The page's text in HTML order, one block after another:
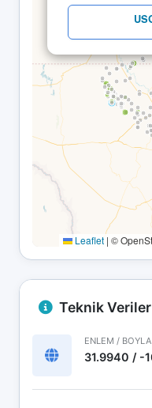
Leaflet | ©
Teknik Veriler
ENLEM /
31.9940 / -